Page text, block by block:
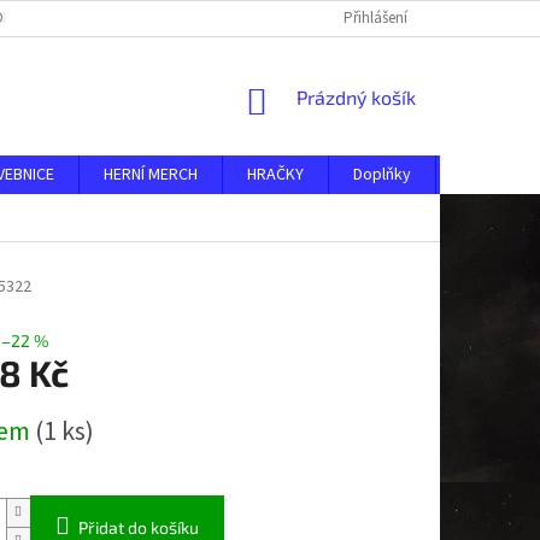
AKTUALITYPřihlášení
NÁKUPNÍ
Prázdný košík
HERNÍ MERCH HRAČKY Doplňky
–22 %
Kč
(1 ks)
Přidat do košíku